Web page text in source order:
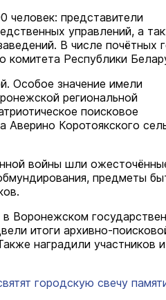
человек: представители
управлений, а
В числе почётных
комитета Республики
Особое значение имели
региональной
поисковое
Аверино Коротоякского
войны шли
предметы
Воронежском
итоги архивно-
наградили участников и
городскую свечу